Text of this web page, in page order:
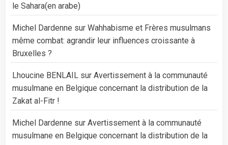
le Sahara(en arabe)
Michel Dardenne sur Wahhabisme et Frères musulmans
même combat: agrandir leur influences croissante à
Bruxelles ?
Lhoucine BENLAIL sur Avertissement à la communauté
musulmane en Belgique concernant la distribution de la
Zakat al-Fitr !
Michel Dardenne sur Avertissement à la communauté
musulmane en Belgique concernant la distribution de la